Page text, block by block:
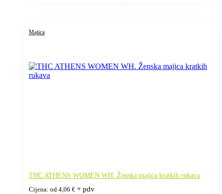
Majica
THC ATHENS WOMEN WH. Ženska majica kratkih rukava
Cijena: od 4,06 € + pdv